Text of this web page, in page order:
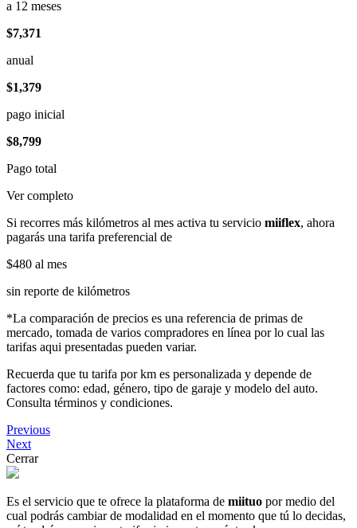
a 12 meses
$7,371
anual
$1,379
pago inicial
$8,799
Pago total
Ver completo
Si recorres más kilómetros al mes activa tu servicio miiflex, ahora
pagarás una tarifa preferencial de
$480 al mes
sin reporte de kilómetros
*La comparación de precios es una referencia de primas de
mercado, tomada de varios compradores en línea por lo cual las
tarifas aqui presentadas pueden variar.
Recuerda que tu tarifa por km es personalizada y depende de
factores como: edad, género, tipo de garaje y modelo del auto.
Consulta términos y condiciones.
Previous
Next
Cerrar
Es el servicio que te ofrece la plataforma de miituo por medio del
cual podrás cambiar de modalidad en el momento que tú lo decidas,